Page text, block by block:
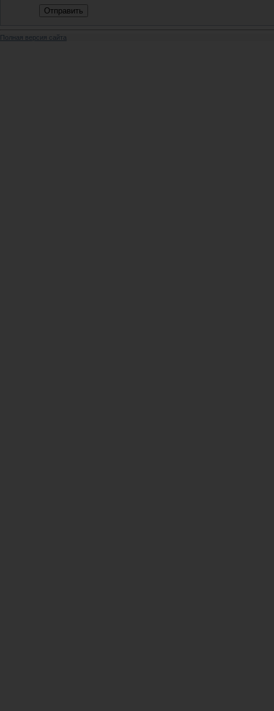
Отправить
Полная версия сайта